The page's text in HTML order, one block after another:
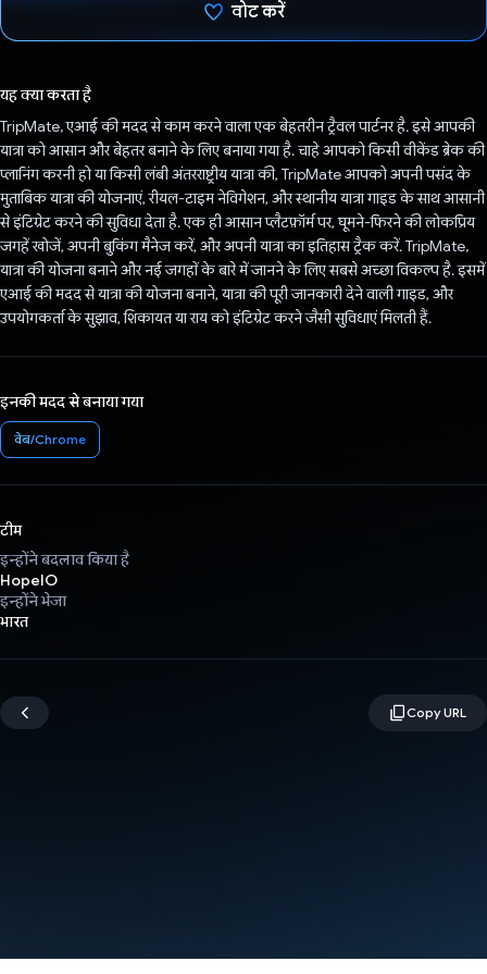
वोट करें
यह क्या करता है
TripMate, एआई की मदद से काम करने वाला एक बेहतरीन ट्रैवल पार्टनर है. इसे आपकी
यात्रा को आसान और बेहतर बनाने के लिए बनाया गया है. चाहे आपको किसी वीकेंड ब्रेक की
प्लानिंग करनी हो या किसी लंबी अंतरराष्ट्रीय यात्रा की, TripMate आपको अपनी पसंद के
मुताबिक यात्रा की योजनाएं, रीयल-टाइम नेविगेशन, और स्थानीय यात्रा गाइड के साथ आसानी
से इंटिग्रेट करने की सुविधा देता है. एक ही आसान प्लैटफ़ॉर्म पर, घूमने-फिरने की लोकप्रिय
जगहें खोजें, अपनी बुकिंग मैनेज करें, और अपनी यात्रा का इतिहास ट्रैक करें. TripMate,
यात्रा की योजना बनाने और नई जगहों के बारे में जानने के लिए सबसे अच्छा विकल्प है. इसमें
एआई की मदद से यात्रा की योजना बनाने, यात्रा की पूरी जानकारी देने वाली गाइड, और
उपयोगकर्ता के सुझाव, शिकायत या राय को इंटिग्रेट करने जैसी सुविधाएं मिलती हैं.
इनकी मदद से बनाया गया
वेब/Chrome
टीम
इन्होंने बदलाव किया है
HopeIO
इन्होंने भेजा
भारत